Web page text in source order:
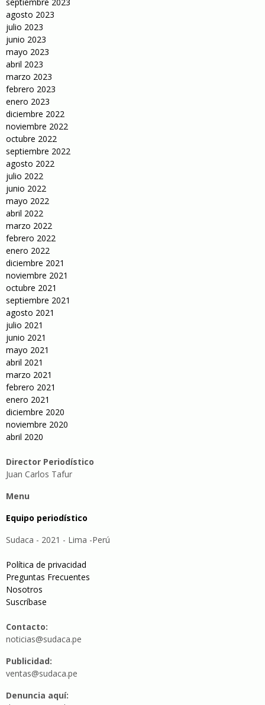
agosto 2023
julio 2023
junio 2023
mayo 2023
abril 2023
marzo 2023
febrero 2023
enero 2023
diciembre 2022
noviembre 2022
octubre 2022
septiembre 2022
agosto 2022
julio 2022
junio 2022
mayo 2022
abril 2022
marzo 2022
febrero 2022
enero 2022
diciembre 2021
noviembre 2021
octubre 2021
septiembre 2021
agosto 2021
julio 2021
junio 2021
mayo 2021
abril 2021
marzo 2021
febrero 2021
enero 2021
diciembre 2020
noviembre 2020
abril 2020
Director Periodístico
Juan Carlos Tafur
Menu
Equipo periodístico
Sudaca - 2021 - Lima -Perú
Política de privacidad
Preguntas Frecuentes
Nosotros
Suscríbase
Contacto:
noticias@sudaca.pe
Publicidad:
ventas@sudaca.pe
Denuncia aquí: